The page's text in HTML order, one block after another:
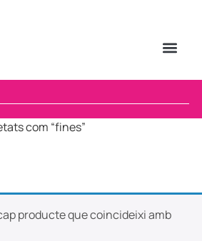
com “fines”
producte que coincideixi amb